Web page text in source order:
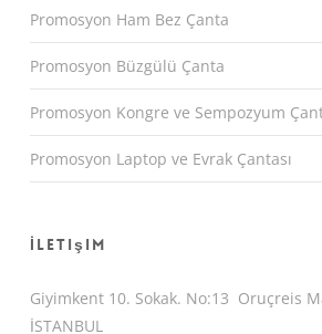
Promosyon Ham Bez Çanta
Promosyon Büzgülü Çanta
Promosyon Kongre ve Sempozyum
Promosyon Laptop ve Evrak Çantası
İletişim
Giyimkent 10. Sokak. No:13 Oruçreis
İSTANBUL